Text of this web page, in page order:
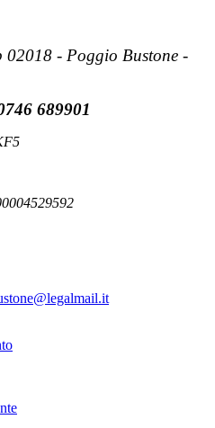
02018 - Poggio Bustone -
689901